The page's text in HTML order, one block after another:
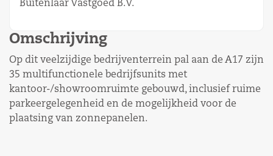
Buitenlaar Vastgoed B.V.
Omschrijving
Op dit veelzijdige bedrijventerrein pal aan de A17 zijn
35 multifunctionele bedrijfsunits met
kantoor-/showroomruimte gebouwd, inclusief ruime
parkeergelegenheid en de mogelijkheid voor de
plaatsing van zonnepanelen.